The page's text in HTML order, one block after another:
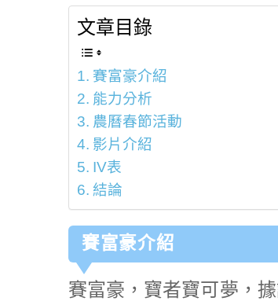
文章目錄
賽富豪介紹
能力分析
農曆春節活動
影片介紹
IV表
結論
賽富豪介紹
賽富豪，寶者寶可夢，